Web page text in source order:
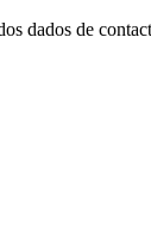
dados de